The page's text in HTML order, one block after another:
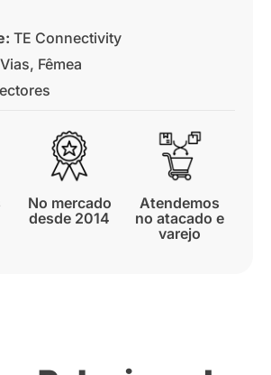
TE Connectivity
, Fêmea
No mercado
desde 2014
Atendemos
no atacado e
varejo